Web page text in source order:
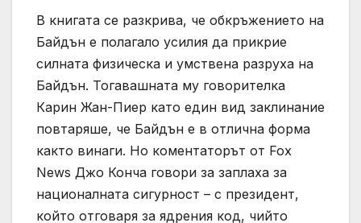
В книгата се разкрива, че обкръжението на
Байдън е полагало усилия да прикрие
силната физическа и умствена разруха на
Байдън. Тогавашната му говорителка
Карин Жан-Пиер като един вид заклинание
повтаряше, че Байдън е в отлична форма
както винаги. Но коментаторът от Fox
News Джо Конча говори за заплаха за
националната сигурност – с президент,
който отговаря за ядрения код, чийто